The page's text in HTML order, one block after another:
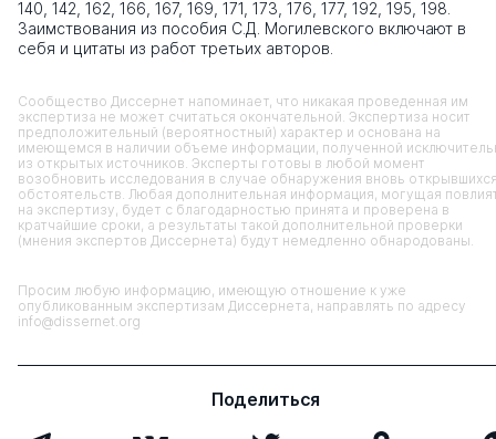
140, 142, 162, 166, 167, 169, 171, 173, 176, 177, 192, 195, 198.
Заимствования из пособия С.Д. Могилевского включают в
себя и цитаты из работ третьих авторов.
Сообщество Диссернет напоминает, что никакая проведенная им
экспертиза не может считаться окончательной. Экспертиза носит
предположительный (вероятностный) характер и основана на
имеющемся в наличии объеме информации, полученной
из открытых источников. Эксперты готовы в любой момент
возобновить исследования в случае обнаружения вновь
обстоятельств. Любая дополнительная информация, могущая
на экспертизу, будет с благодарностью принята и проверена в
кратчайшие сроки, а результаты такой дополнительной проверки
(мнения экспертов Диссернета) будут немедленно обнародованы.
Просим любую информацию, имеющую отношение к уже
опубликованным экспертизам Диссернета, направлять по адресу
info@dissernet.org
Поделиться